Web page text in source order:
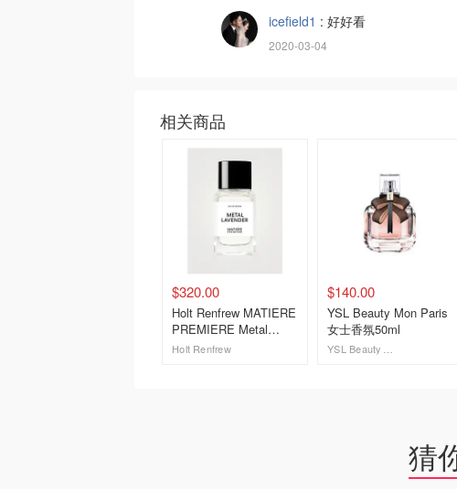
icefield1 : 好好看
2020-03-04
相关商品
$320.00
Holt Renfrew MATIERE
PREMIERE Metal
Lavender 淡香精
Holt Renfrew
$140.00
YSL Beauty Mon Paris
女士香氛50ml
猜